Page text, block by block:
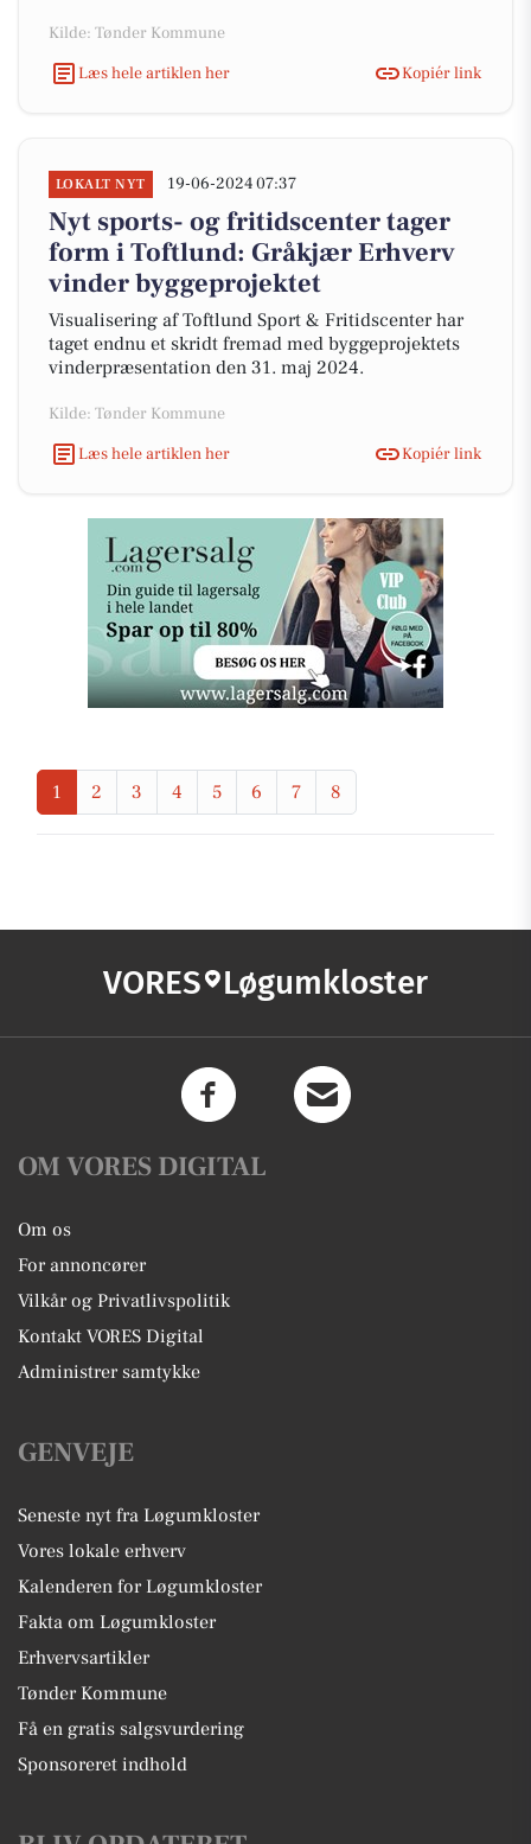
Kilde: Tønder Kommune
Læs hele artiklen her
Kopiér link
LOKALT NYT 19-06-2024 07:37
Nyt sports- og fritidscenter tager
form i Toftlund: Gråkjær Erhverv
vinder byggeprojektet
Visualisering af Toftlund Sport & Fritidscenter har
taget endnu et skridt fremad med byggeprojektets
vinderpræsentation den 31. maj 2024.
Kilde: Tønder Kommune
Læs hele artiklen her
Kopiér link
1 2 3 4 5 6 7 8
VORES Løgumkloster
OM VORES DIGITAL
Om os
For annoncører
Vilkår og Privatlivspolitik
Kontakt VORES Digital
Administrer samtykke
GENVEJE
Seneste nyt fra Løgumkloster
Vores lokale erhverv
Kalenderen for Løgumkloster
Fakta om Løgumkloster
Erhvervsartikler
Tønder Kommune
Få en gratis salgsvurdering
Sponsoreret indhold